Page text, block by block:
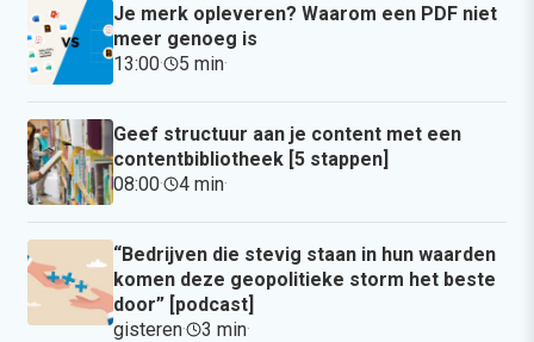
Je merk opleveren? Waarom een PDF niet
meer genoeg is
13:00· 5 min·
Geef structuur aan je content met een
contentbibliotheek [5 stappen]
08:00· 4 min·
“Bedrijven die stevig staan in hun waarden
komen deze geopolitieke storm het beste
door” [podcast]
gisteren· 3 min·